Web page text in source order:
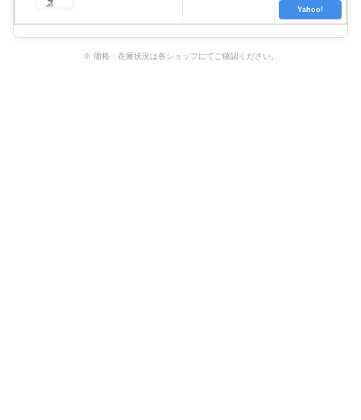
Yahoo!
※ 価格・在庫状況は各ショップにてご確認ください。